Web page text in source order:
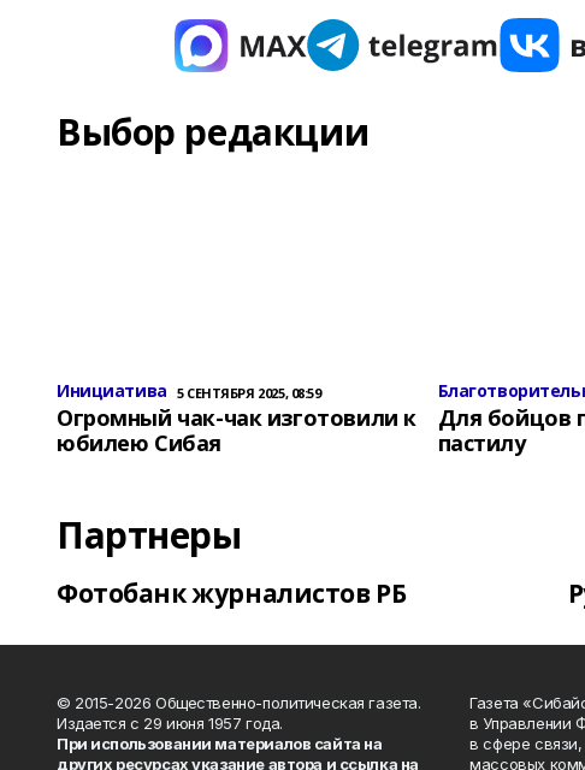
Выбор редакции
Инициатива 5 СЕНТЯБРЯ 2025, 08:59
Огромный чак-чак изготовили к
юбилею Сибая
Для бойцов
пастилу
Партнеры
Фотобанк журналистов РБ
© 2015-2026 Общественно-политическая газета.
Издается с 29 июня 1957 года.
При использовании материалов сайта на
других ресурсах указание автора и ссылка на
Газета
в Управлении
в сфере
массовых